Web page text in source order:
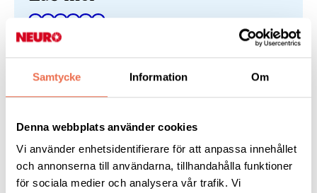
Samtycke Information Om
Denna webbplats använder cookies
Vi använder enhetsidentifierare för att anpassa innehållet
och annonserna till användarna, tillhandahålla funktioner
för sociala medier och analysera vår trafik. Vi
Life.time.se